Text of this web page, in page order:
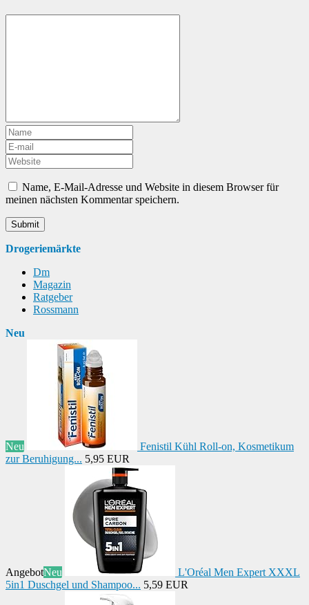
Name, E-Mail-Adresse und Website in diesem Browser für
meinen nächsten Kommentar speichern.
Drogeriemärkte
Dm
Magazin
Ratgeber
Rossmann
Neu
Neu
Fenistil Kühl Roll-on, Kosmetikum
zur Beruhigung... 5,95 EUR
AngebotNeu
L'Oréal Men Expert XXXL
5in1 Duschgel und Shampoo... 5,59 EUR